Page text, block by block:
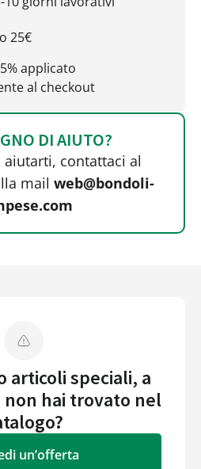
25€
applicato
al checkout
DI AIUTO?
contattaci al
mail web@bondoli-
articoli speciali, a
non hai trovato nel
un’offerta